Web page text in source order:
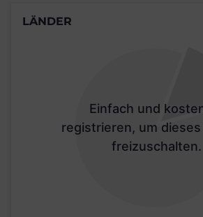
LÄNDER
Einfach und
registrieren, um
freizuschalten.